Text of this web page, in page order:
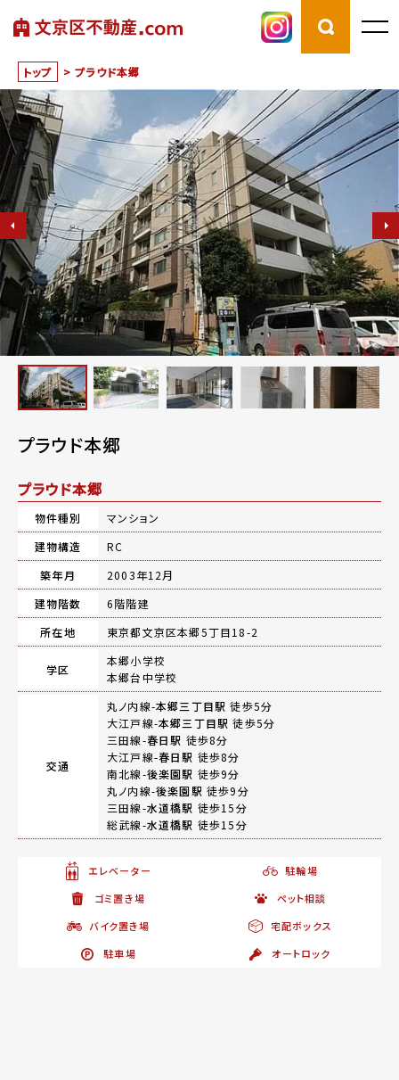
トップ > プラウド本郷
プラウド本郷
プラウド本郷
物件種別
マンション
建物構造
RC
築年月
2003年12月
建物階数
6階階建
所在地
東京都文京区本郷5丁目18-2
学区
本郷小学校
本郷台中学校
交通
丸ノ内線-本郷三丁目駅 徒歩5分
大江戸線-本郷三丁目駅 徒歩5分
三田線-春日駅 徒歩8分
大江戸線-春日駅 徒歩8分
南北線-後楽園駅 徒歩9分
丸ノ内線-後楽園駅 徒歩9分
三田線-水道橋駅 徒歩15分
総武線-水道橋駅 徒歩15分
エレベーター
駐輪場
ゴミ置き場
ペット相談
バイク置き場
宅配ボックス
駐車場
オートロック